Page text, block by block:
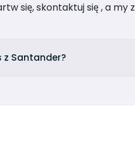
się, skontaktuj się , a my z
z Santander?